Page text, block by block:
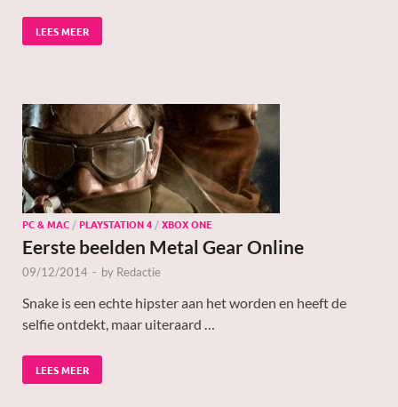
LEES MEER
PC & MAC /PLAYSTATION 4 /XBOX ONE
Eerste beelden Metal Gear Online
09/12/2014 - by Redactie
Snake is een echte hipster aan het worden en heeft de
selfie ontdekt, maar uiteraard …
LEES MEER